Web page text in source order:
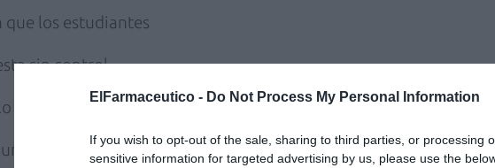
ElFarmaceutico - Do Not Process My Personal Information
If you wish to opt-out of the sale, sharing to third parties, or processing
sensitive information for targeted advertising by us, please use the
que los estudiantes
sin control.
urgentemente,
se hunde